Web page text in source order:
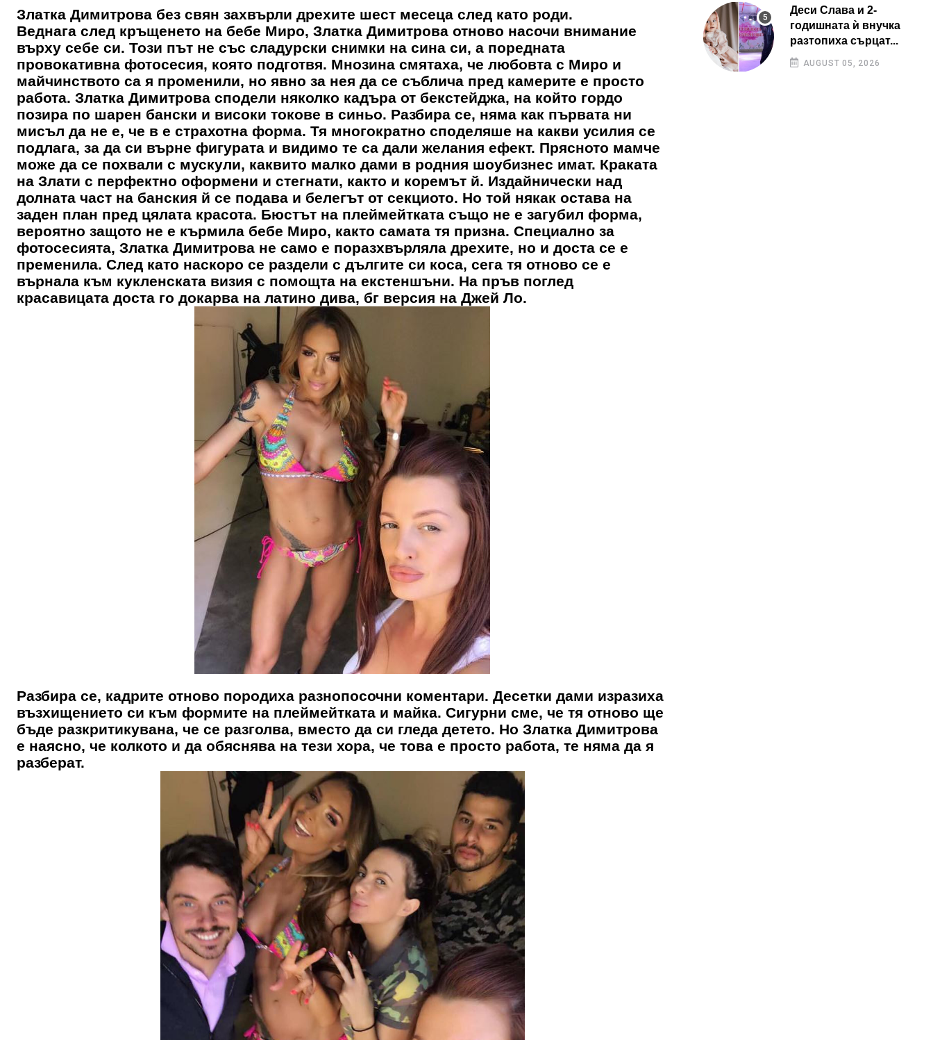
Златка Димитрова без свян захвърли дрехите шест месеца след като роди.
Веднага след кръщенето на бебе Миро, Златка Димитрова отново насочи внимание
върху себе си. Този път не със сладурски снимки на сина си, а поредната
провокативна фотосесия, която подготвя. Мнозина смятаха, че любовта с Миро и
майчинството са я променили, но явно за нея да се съблича пред камерите е просто
работа. Златка Димитрова сподели няколко кадъра от бекстейджа, на който гордо
позира по шарен бански и високи токове в синьо. Разбира се, няма как първата ни
мисъл да не е, че в е страхотна форма. Тя многократно споделяше на какви усилия се
подлага, за да си върне фигурата и видимо те са дали желания ефект. Прясното мамче
може да се похвали с мускули, каквито малко дами в родния шоубизнес имат. Краката
на Злати с перфектно оформени и стегнати, както и коремът й. Издайнически над
долната част на банския й се подава и белегът от секциото. Но той някак остава на
заден план пред цялата красота. Бюстът на плеймейтката също не е загубил форма,
вероятно защото не е кърмила бебе Миро, както самата тя призна. Специално за
фотосесията, Златка Димитрова не само е поразхвърляла дрехите, но и доста се е
пременила. След като наскоро се раздели с дългите си коса, сега тя отново се е
върнала към кукленската визия с помощта на екстеншъни. На пръв поглед
красавицата доста го докарва на латино дива, бг версия на Джей Ло.
Разбира се, кадрите отново породиха разнопосочни коментари. Десетки дами изразиха
възхищението си към формите на плеймейтката и майка. Сигурни сме, че тя отново ще
бъде разкритикувана, че се разголва, вместо да си гледа детето. Но Златка Димитрова
е наясно, че колкото и да обяснява на тези хора, че това е просто работа, те няма да я
разберат.
Деси Слава и 2-
годишната ѝ внучка
разтопиха сърцат...
AUGUST 05, 2026